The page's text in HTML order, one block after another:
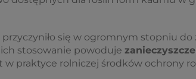
się w ogromnym stopniu
stosowanie powoduje
praktyce rolniczej środków ochrony